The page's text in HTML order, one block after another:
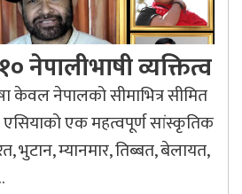
नेपालीभाषी व्यक्तित्व
केवल नेपालको सीमाभित्र सीमित
एसियाको एक महत्वपूर्ण सांस्कृतिक
भुटान, म्यानमार, तिब्बत, बेलायत,